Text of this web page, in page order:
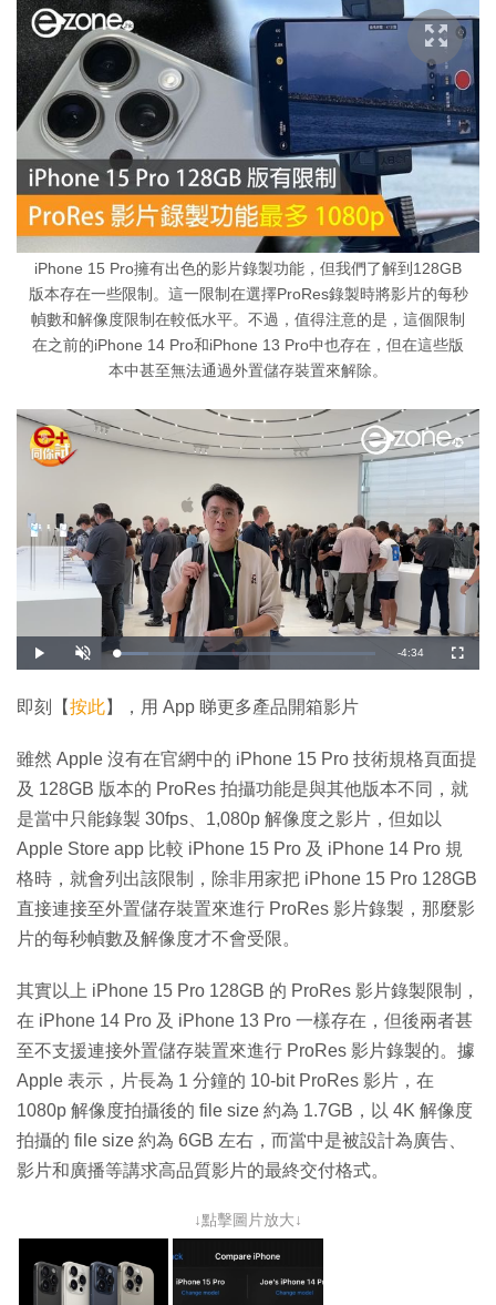
iPhone 15 Pro擁有出色的影片錄製功能，但我們了解到128GB
版本存在一些限制。這一限制在選擇ProRes錄製時將影片的每秒
幀數和解像度限制在較低水平。不過，值得注意的是，這個限制
在之前的iPhone 14 Pro和iPhone 13 Pro中也存在，但在這些版
本中甚至無法通過外置儲存裝置來解除。
播
放
開
啟
載
入
1
2
%
剩
間
-4:34
全
螢
即刻【按此】，用 App 睇更多產品開箱影片
雖然 Apple 沒有在官網中的 iPhone 15 Pro 技術規格頁面提
及 128GB 版本的 ProRes 拍攝功能是與其他版本不同，就
是當中只能錄製 30fps、1,080p 解像度之影片，但如以
Apple Store app 比較 iPhone 15 Pro 及 iPhone 14 Pro 規
格時，就會列出該限制，除非用家把 iPhone 15 Pro 128GB
直接連接至外置儲存裝置來進行 ProRes 影片錄製，那麼影
片的每秒幀數及解像度才不會受限。
其實以上 iPhone 15 Pro 128GB 的 ProRes 影片錄製限制，
在 iPhone 14 Pro 及 iPhone 13 Pro 一樣存在，但後兩者甚
至不支援連接外置儲存裝置來進行 ProRes 影片錄製的。據
Apple 表示，片長為 1 分鐘的 10-bit ProRes 影片，在
1080p 解像度拍攝後的 file size 約為 1.7GB，以 4K 解像度
拍攝的 file size 約為 6GB 左右，而當中是被設計為廣告、
影片和廣播等講求高品質影片的最終交付格式。
↓點擊圖片放大↓